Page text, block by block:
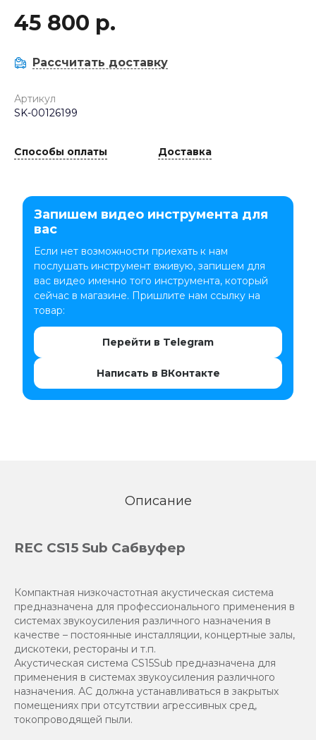
45 800 р.
Рассчитать доставку
Артикул
SK-00126199
Способы оплаты Доставка
Запишем видео инструмента для
вас
Если нет возможности приехать к нам
послушать инструмент вживую, запишем для
вас видео именно того инструмента, который
сейчас в магазине. Пришлите нам ссылку на
товар:
Перейти в Telegram
Написать в ВКонтакте
Описание
REC CS15 Sub Сабвуфер
Компактная низкочастотная акустическая система
предназначена для профессионального применения в
системах звукоусиления различного назначения в
качестве – постоянные инсталляции, концертные залы,
дискотеки, рестораны и т.п.
Акустическая система CS15Sub предназначена для
применения в системах звукоусиления различного
назначения. АС должна устанавливаться в закрытых
помещениях при отсутствии агрессивных сред,
токопроводящей пыли.